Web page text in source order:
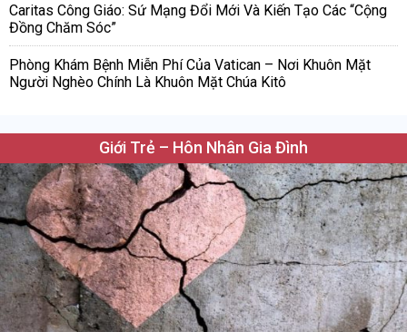
Caritas Công Giáo: Sứ Mạng Đổi Mới Và Kiến Tạo Các “Cộng
Đồng Chăm Sóc”
Phòng Khám Bệnh Miễn Phí Của Vatican – Nơi Khuôn Mặt
Người Nghèo Chính Là Khuôn Mặt Chúa Kitô
Giới Trẻ – Hôn Nhân Gia Đình